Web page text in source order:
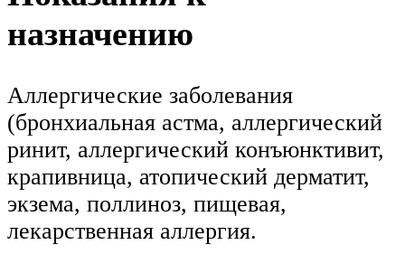
назначению
Аллергические заболевания
(бронхиальная астма, аллергический
ринит, аллергический конъюнктивит,
крапивница, атопический дерматит,
экзема, поллиноз, пищевая,
лекарственная аллергия.